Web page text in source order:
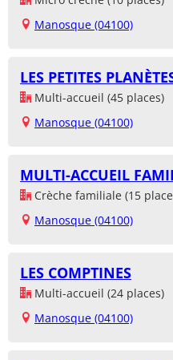
Manosque (04100)
LES PETITES
Multi-accueil (45 places)
Manosque (04100)
MULTI-ACCUEIL
Crèche familiale (15
Manosque (04100)
LES COMPTINES
Multi-accueil (24 places)
Manosque (04100)